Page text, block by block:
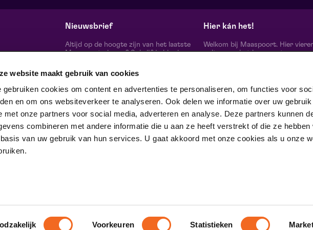
website maakt gebruik van cookies
gebruiken cookies om content en advertenties te personaliseren, om functies voor
en om ons websiteverkeer te analyseren. Ook delen we informatie over uw
met onze partners voor social media, adverteren en analyse. Deze partners kunnen
combineren met andere informatie die u aan ze heeft verstrekt of die ze hebben
van uw gebruik van hun services. U gaat akkoord met onze cookies als u onze
Voorkeuren Statistieken
do 29 oktober 2026 | 20:15
Nieuwsbrief
Altijd op de hoogte zijn van het laatste
Maaspoort nieuws? Schrijf je hier in
schrijf je in
volg ons op
Hier kán het!
Welkom bij Maaspoort. Hier
cultuur en het leven met een
echte verschil maak je samen’.
Winnaar van de Red Dot Award
& Communication Design 2024
categorie Corporate Design &
by Itix